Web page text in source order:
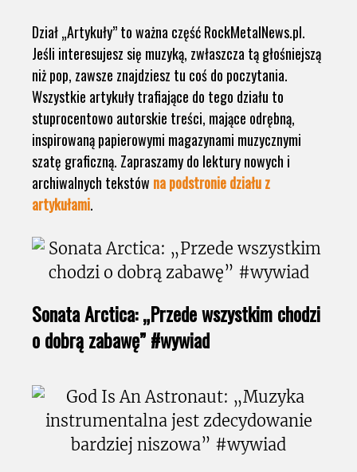
Dział „Artykuły” to ważna część RockMetalNews.pl.
Jeśli interesujesz się muzyką, zwłaszcza tą głośniejszą
niż pop, zawsze znajdziesz tu coś do poczytania.
Wszystkie artykuły trafiające do tego działu to
stuprocentowo autorskie treści, mające odrębną,
inspirowaną papierowymi magazynami muzycznymi
szatę graficzną. Zapraszamy do lektury nowych i
archiwalnych tekstów na podstronie działu z
artykułami.
Sonata Arctica: „Przede wszystkim chodzi
o dobrą zabawę” #wywiad